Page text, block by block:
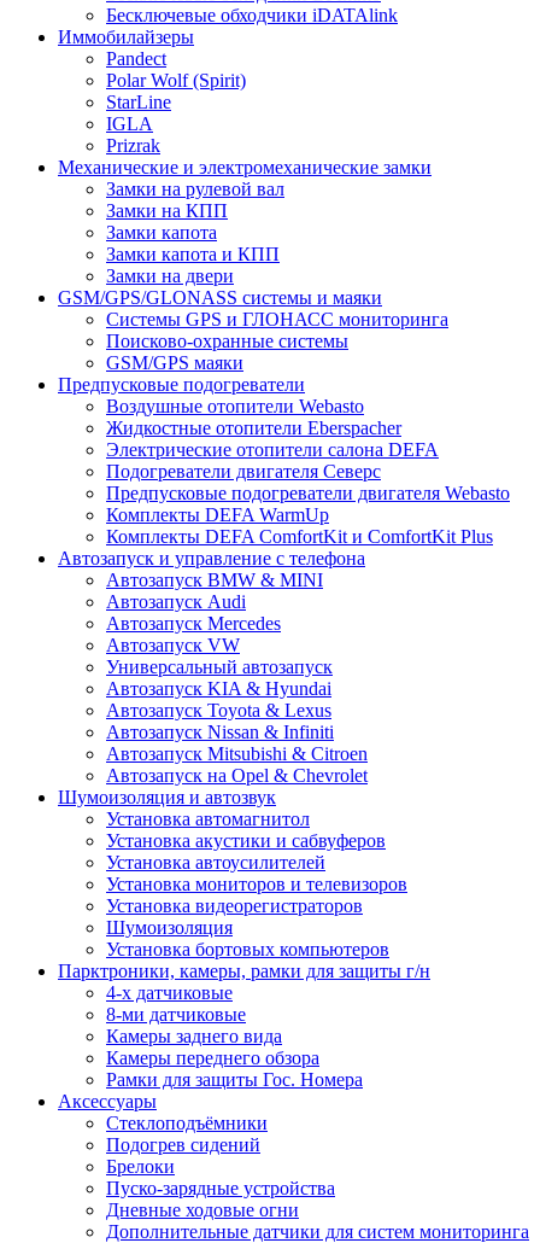
Бесключевые обходчики iDATAlink
Иммобилайзеры
Pandect
Polar Wolf (Spirit)
StarLine
IGLA
Prizrak
Механические и электромеханические замки
Замки на рулевой вал
Замки на КПП
Замки капота
Замки капота и КПП
Замки на двери
GSM/GPS/GLONASS системы и маяки
Системы GPS и ГЛОНАСС мониторинга
Поисково-охранные системы
GSM/GPS маяки
Предпусковые подогреватели
Воздушные отопители Webasto
Жидкостные отопители Eberspacher
Электрические отопители салона DEFA
Подогреватели двигателя Северс
Предпусковые подогреватели двигателя Webasto
Комплекты DEFA WarmUp
Комплекты DEFA ComfortKit и ComfortKit Plus
Автозапуск и управление с телефона
Автозапуск BMW & MINI
Автозапуск Audi
Автозапуск Mercedes
Автозапуск VW
Универсальный автозапуск
Автозапуск KIA & Hyundai
Автозапуск Toyota & Lexus
Автозапуск Nissan & Infiniti
Автозапуск Mitsubishi & Citroen
Автозапуск на Opel & Chevrolet
Шумоизоляция и автозвук
Установка автомагнитол
Установка акустики и сабвуферов
Установка автоусилителей
Установка мониторов и телевизоров
Установка видеорегистраторов
Шумоизоляция
Установка бортовых компьютеров
Парктроники, камеры, рамки для защиты г/н
4-х датчиковые
8-ми датчиковые
Камеры заднего вида
Камеры переднего обзора
Рамки для защиты Гос. Номера
Аксессуары
Стеклоподъёмники
Подогрев сидений
Брелоки
Пуско-зарядные устройства
Дневные ходовые огни
Дополнительные датчики для систем мониторинга